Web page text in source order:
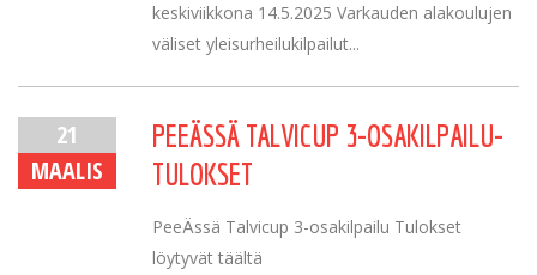
keskiviikkona 14.5.2025 Varkauden alakoulujen
väliset yleisurheilukilpailut...
21
MAALIS
PEEÄSSÄ TALVICUP 3-OSAKILPAILU-
TULOKSET
PeeÄssä Talvicup 3-osakilpailu Tulokset
löytyvät täältä